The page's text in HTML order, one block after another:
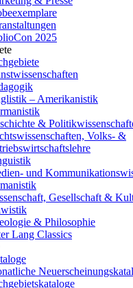
2025
– Amerikanistik
&
Volks- &
und
Gesellschaft &
& Philosophie
Lang Classics